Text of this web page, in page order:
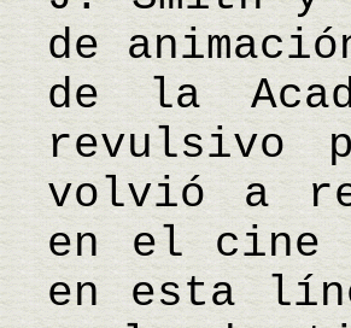
de
de la
revulsivo
volvió a
en el cine
en esta